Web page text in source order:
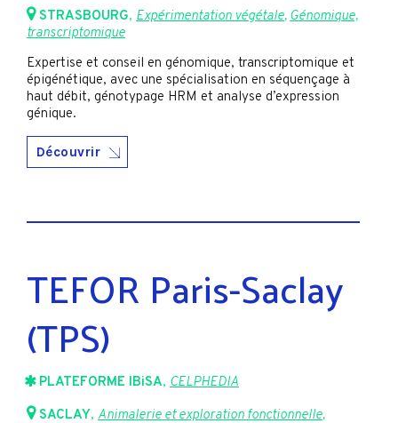
STRASBOURG, Expérimentation végétale, Génomique,
transcriptomique
Expertise et conseil en génomique, transcriptomique et
épigénétique, avec une spécialisation en séquençage à
haut débit, génotypage HRM et analyse d’expression
génique.
Découvrir
TEFOR Paris-Saclay
(TPS)
PLATEFORME IBiSA, CELPHEDIA
SACLAY, Animalerie et exploration fonctionnelle,